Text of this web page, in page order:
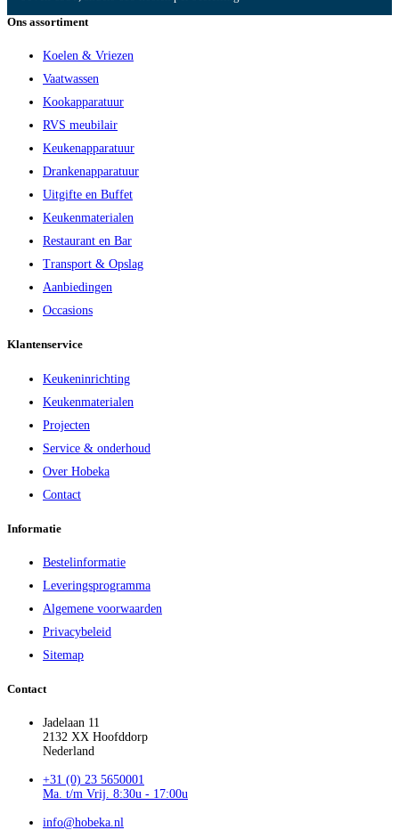
Ons assortiment
Koelen & Vriezen
Vaatwassen
Kookapparatuur
RVS meubilair
Keukenapparatuur
Drankenapparatuur
Uitgifte en Buffet
Keukenmaterialen
Restaurant en Bar
Transport & Opslag
Aanbiedingen
Occasions
Klantenservice
Keukeninrichting
Keukenmaterialen
Projecten
Service & onderhoud
Over Hobeka
Contact
Informatie
Bestelinformatie
Leveringsprogramma
Algemene voorwaarden
Privacybeleid
Sitemap
Contact
Jadelaan 11
2132 XX Hoofddorp
Nederland
+31 (0) 23 5650001
Ma. t/m Vrij. 8:30u - 17:00u
info@hobeka.nl